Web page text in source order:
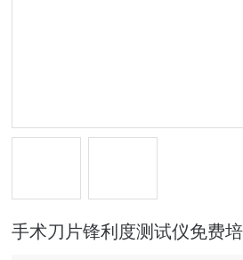
手术刀片锋利度测试仪免费培